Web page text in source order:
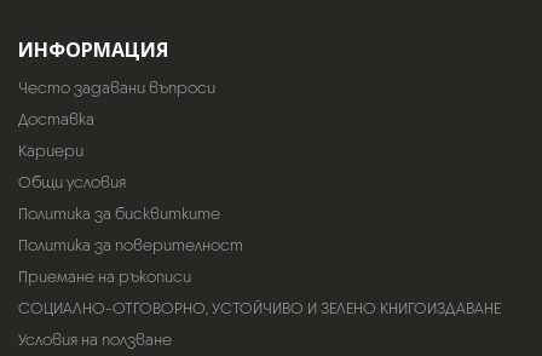
ИНФОРМАЦИЯ
Често задавани въпроси
Доставка
Кариери
Общи условия
Политика за бисквитките
Политика за поверителност
Приемане на ръкописи
СОЦИАЛНО-ОТГОВОРНО, УСТОЙЧИВО И ЗЕЛЕНО КНИГОИЗДАВАНЕ
Условия на ползване